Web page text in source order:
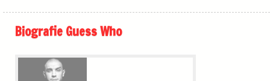
Biografie Guess Who